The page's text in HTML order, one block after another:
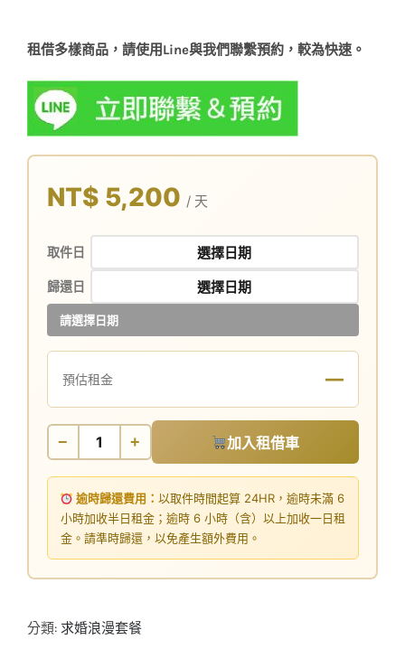
租借多樣商品，請使用Line與我們聯繫預約，較為快速。
NT$ 5,200 / 天
取件日
歸還日
請選擇日期
預估租金 —
− + 加入租借車
逾時歸還費用：以取件時間起算 24HR，逾時未滿 6
小時加收半日租金；逾時 6 小時（含）以上加收一日租
金。請準時歸還，以免產生額外費用。
分類: 求婚浪漫套餐